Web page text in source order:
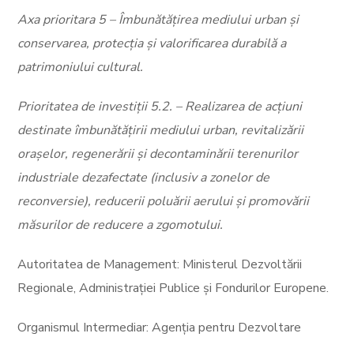
Axa prioritara 5 – Îmbunătățirea mediului urban și
conservarea, protecția și valorificarea durabilă a
patrimoniului cultural.
Prioritatea de investiții 5.2. – Realizarea de acțiuni
destinate îmbunătățirii mediului urban, revitalizării
orașelor, regenerării și decontaminării terenurilor
industriale dezafectate (inclusiv a zonelor de
reconversie), reducerii poluării aerului și promovării
măsurilor de reducere a zgomotului.
Autoritatea de Management: Ministerul Dezvoltării
Regionale, Administrației Publice și Fondurilor Europene.
Organismul Intermediar: Agenția pentru Dezvoltare